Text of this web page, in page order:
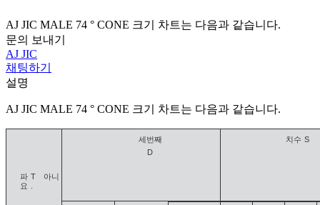
AJ JIC MALE 74 ° CONE 크기 차트는 다음과 같습니다.
문의 보내기
AJ JIC
채팅하기
설명
AJ JIC MALE 74 ° CONE 크기 차트는 다음과 같습니다.
파 T
아니
요
세번째
D
치수 S